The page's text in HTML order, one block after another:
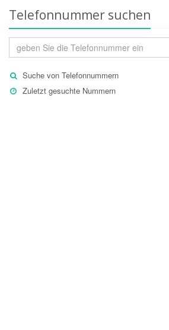
Telefonnummer suchen
Suche von Telefonnummern
Zuletzt gesuchte Nummern